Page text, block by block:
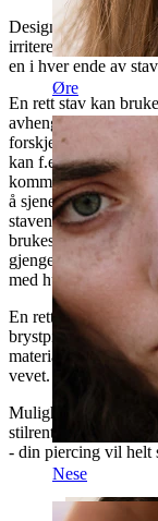
Øre
Nese
Designet er helt
irriterende tingel
en i hver ende av
En rett stav kan
avhengig av
forskjellige
kan f.eks. med
kommer til sin rett i
å sjenere eller
staven også er
brukes på de litt mer
gjenget sørger
med huden.
En rett stav kan
brystpiercing, eller
materialet og det
vevet.
Mulighetene er
stilrent og praktisk.
- din piercing vil helt